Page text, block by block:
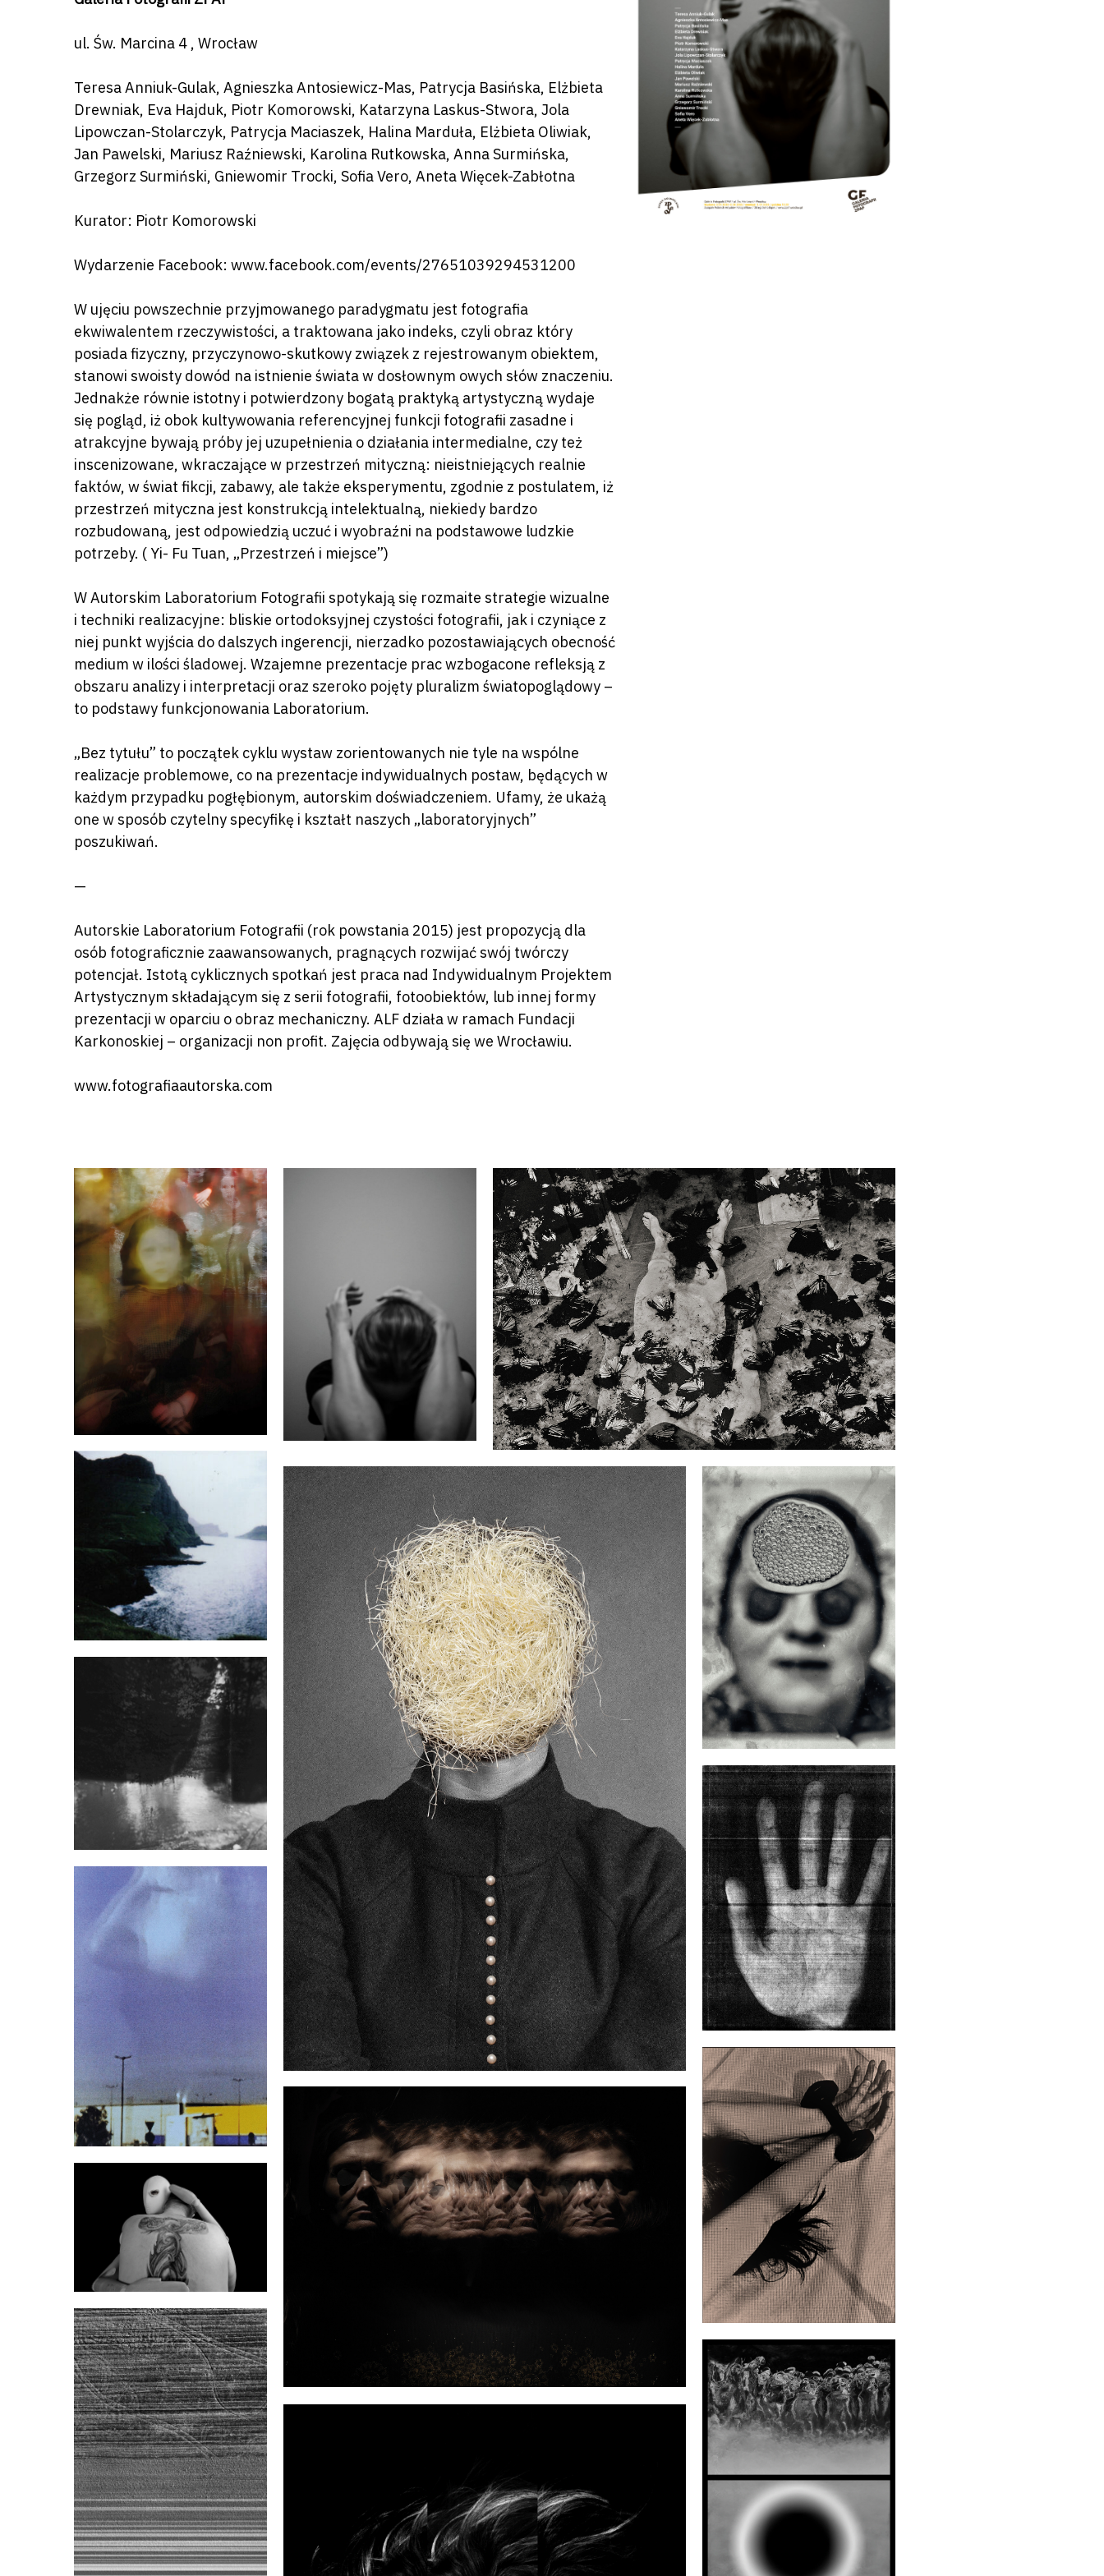
Naciśnij enter by wyszukać lub ESC aby zamknąć
ul. Św. Marcina 4 , Wrocław
Teresa Anniuk-Gulak, Agnieszka Antosiewicz-Mas, Patrycja Basińska, Elżbieta
Drewniak, Eva Hajduk, Piotr Komorowski, Katarzyna Laskus-Stwora, Jola
Lipowczan-Stolarczyk, Patrycja Maciaszek, Halina Marduła, Elżbieta Oliwiak,
Jan Pawelski, Mariusz Raźniewski, Karolina Rutkowska, Anna Surmińska,
Grzegorz Surmiński, Gniewomir Trocki, Sofia Vero, Aneta Więcek-Zabłotna
Kurator: Piotr Komorowski
Wydarzenie Facebook:www.facebook.com/events/27651039294531200
W ujęciu powszechnie przyjmowanego paradygmatu jest fotografia
ekwiwalentem rzeczywistości, a traktowana jako indeks, czyli obraz który
posiada fizyczny, przyczynowo-skutkowy związek z rejestrowanym obiektem,
stanowi swoisty dowód na istnienie świata w dosłownym owych słów znaczeniu.
Jednakże równie istotny i potwierdzony bogatą praktyką artystyczną wydaje
się pogląd, iż obok kultywowania referencyjnej funkcji fotografii zasadne i
atrakcyjne bywają próby jej uzupełnienia o działania intermedialne, czy też
inscenizowane, wkraczające w przestrzeń mityczną: nieistniejących realnie
faktów, w świat fikcji, zabawy, ale także eksperymentu, zgodnie z postulatem, iż
przestrzeń mityczna jest konstrukcją intelektualną, niekiedy bardzo
rozbudowaną, jest odpowiedzią uczuć i wyobraźni na podstawowe ludzkie
potrzeby. ( Yi- Fu Tuan, „Przestrzeń i miejsce”)
W Autorskim Laboratorium Fotografii spotykają się rozmaite strategie wizualne
i techniki realizacyjne: bliskie ortodoksyjnej czystości fotografii, jak i czyniące z
niej punkt wyjścia do dalszych ingerencji, nierzadko pozostawiających obecność
medium w ilości śladowej. Wzajemne prezentacje prac wzbogacone refleksją z
obszaru analizy i interpretacji oraz szeroko pojęty pluralizm światopoglądowy –
to podstawy funkcjonowania Laboratorium.
„Bez tytułu” to początek cyklu wystaw zorientowanych nie tyle na wspólne
realizacje problemowe, co na prezentacje indywidualnych postaw, będących w
każdym przypadku pogłębionym, autorskim doświadczeniem. Ufamy, że ukażą
one w sposób czytelny specyfikę i kształt naszych „laboratoryjnych”
poszukiwań.
—
Autorskie Laboratorium Fotografii (rok powstania 2015) jest propozycją dla
osób fotograficznie zaawansowanych, pragnących rozwijać swój twórczy
potencjał. Istotą cyklicznych spotkań jest praca nad Indywidualnym Projektem
Artystycznym składającym się z serii fotografii, fotoobiektów, lub innej formy
prezentacji w oparciu o obraz mechaniczny. ALF działa w ramach Fundacji
Karkonoskiej – organizacji non profit. Zajęcia odbywają się we Wrocławiu.
www.fotografiaautorska.com